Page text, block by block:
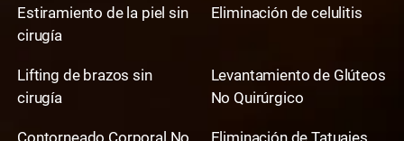
Estiramiento de la piel sin
cirugía
Eliminación de celulitis
Lifting de brazos sin
cirugía
Levantamiento de Glúteos
No Quirúrgico